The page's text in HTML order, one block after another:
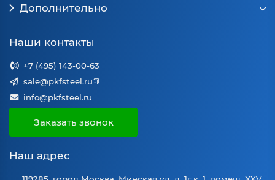
Дополнительно
Наши контакты
+7 (495) 143-00-63
sale@pkfsteel.ru
info@pkfsteel.ru
Заказать звонок
Наш адрес